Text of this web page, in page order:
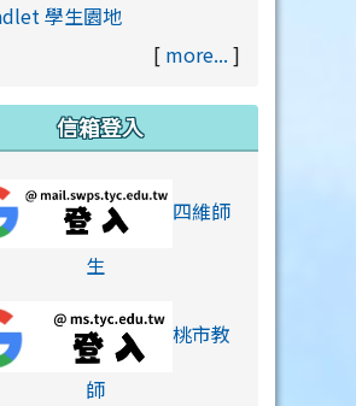
學生園地
[ more... ]
信箱登入
四維師
生link to https://
桃市教
師link to https://